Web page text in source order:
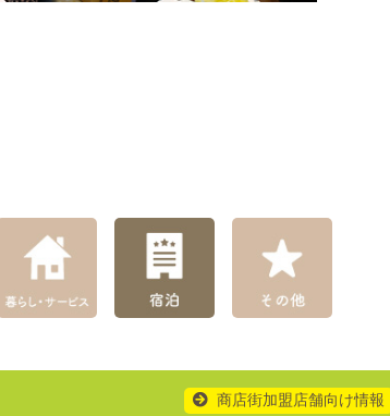
商店街加盟店舗向け情報